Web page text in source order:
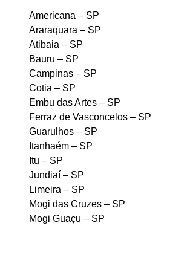
Americana – SP
Araraquara – SP
Atibaia – SP
Bauru – SP
Campinas – SP
Cotia – SP
Embu das Artes – SP
Ferraz de Vasconcelos – SP
Guarulhos – SP
Itanhaém – SP
Itu – SP
Jundiaí – SP
Limeira – SP
Mogi das Cruzes – SP
Mogi Guaçu – SP